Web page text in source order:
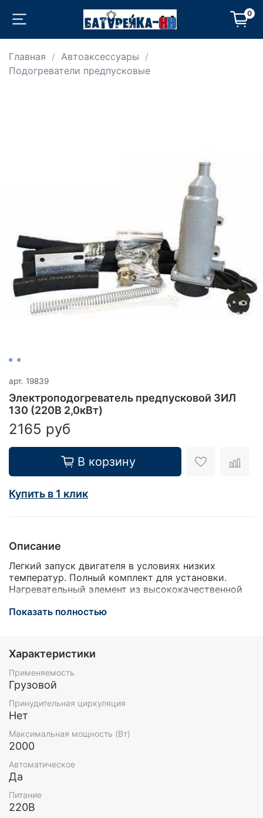
0
Главная
Автоаксессуары
Подогреватели предпусковые
арт. 19839
Электроподогреватель предпусковой ЗИЛ
130 (220В 2,0кВт)
2165 руб
В корзину
Купить в 1 клик
Описание
Легкий запуск двигателя в условиях низких
температур. Полный комплект для установки.
Нагревательный элемент из высококачественной
фирмы Sensata. Температура отключения 75 — 80
Показать полностью
Характеристики
Применяемость
Грузовой
Принудительная циркуляция
Нет
Максимальная мощность (Вт)
2000
Автоматическое
Да
Питание
220В